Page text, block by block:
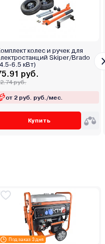
колес и ручек для
Skiper/Brado
6.5 кВт)
руб.
руб.
от 2 руб. руб./мес.
Купить
Под заказ 3 дня